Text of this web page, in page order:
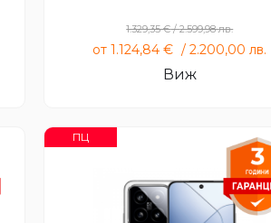
1.329,35€/2.599,98лв.
от1.124,84€ /2.200,00лв.
Виж
ПЦ